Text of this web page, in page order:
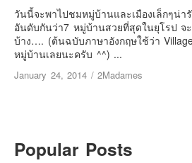
เยอรมัน
ฝรั่งเศส
ออสเตรีย
สาธารณรัฐเช็ก
เบลเยี่ยม
วันนี้จะพาไปชมหมู่บ้านและเมืองเล็กๆน่า
อันดับกันว่า7 หมู่บ้านสวยที่สุดในยุโรป จ
บ้าง…. (ต้นฉบับภาษาอังกฤษใช้ว่า
หมู่บ้านเลยนะครับ ^^) ...
January 24, 2014 / 2Madames
Popular Posts